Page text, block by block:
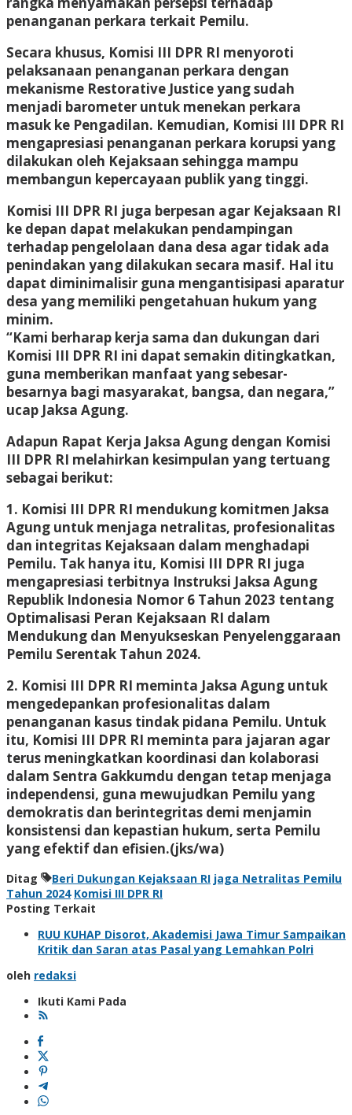
penanganan perkara terkait Pemilu.
Secara khusus, Komisi III DPR RI menyoroti
pelaksanaan penanganan perkara dengan
mekanisme Restorative Justice yang sudah
menjadi barometer untuk menekan perkara
masuk ke Pengadilan. Kemudian, Komisi III DPR RI
mengapresiasi penanganan perkara korupsi yang
dilakukan oleh Kejaksaan sehingga mampu
membangun kepercayaan publik yang tinggi.
Komisi III DPR RI juga berpesan agar Kejaksaan RI
ke depan dapat melakukan pendampingan
terhadap pengelolaan dana desa agar tidak ada
penindakan yang dilakukan secara masif. Hal itu
dapat diminimalisir guna mengantisipasi aparatur
desa yang memiliki pengetahuan hukum yang
minim.
“Kami berharap kerja sama dan dukungan dari
Komisi III DPR RI ini dapat semakin ditingkatkan,
guna memberikan manfaat yang sebesar-
besarnya bagi masyarakat, bangsa, dan negara,”
ucap Jaksa Agung.
Adapun Rapat Kerja Jaksa Agung dengan Komisi
III DPR RI melahirkan kesimpulan yang tertuang
sebagai berikut:
1. Komisi III DPR RI mendukung komitmen Jaksa
Agung untuk menjaga netralitas, profesionalitas
dan integritas Kejaksaan dalam menghadapi
Pemilu. Tak hanya itu, Komisi III DPR RI juga
mengapresiasi terbitnya Instruksi Jaksa Agung
Republik Indonesia Nomor 6 Tahun 2023 tentang
Optimalisasi Peran Kejaksaan RI dalam
Mendukung dan Menyukseskan Penyelenggaraan
Pemilu Serentak Tahun 2024.
2. Komisi III DPR RI meminta Jaksa Agung untuk
mengedepankan profesionalitas dalam
penanganan kasus tindak pidana Pemilu. Untuk
itu, Komisi III DPR RI meminta para jajaran agar
terus meningkatkan koordinasi dan kolaborasi
dalam Sentra Gakkumdu dengan tetap menjaga
independensi, guna mewujudkan Pemilu yang
demokratis dan berintegritas demi menjamin
konsistensi dan kepastian hukum, serta Pemilu
yang efektif dan efisien.(jks/wa)
Ditag Beri Dukungan Kejaksaan RI jaga Netralitas Pemilu
Tahun 2024 Komisi III DPR RI
Posting Terkait
RUU KUHAP Disorot, Akademisi Jawa Timur Sampaikan
Kritik dan Saran atas Pasal yang Lemahkan Polri
oleh redaksi
Ikuti Kami Pada